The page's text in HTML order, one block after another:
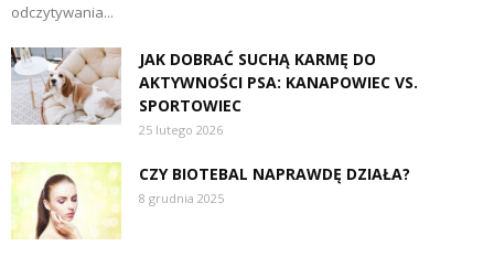
odczytywania...
JAK DOBRAĆ SUCHĄ KARMĘ DO
AKTYWNOŚCI PSA: KANAPOWIEC VS.
SPORTOWIEC
25 lutego 2026
CZY BIOTEBAL NAPRAWDĘ DZIAŁA?
8 grudnia 2025